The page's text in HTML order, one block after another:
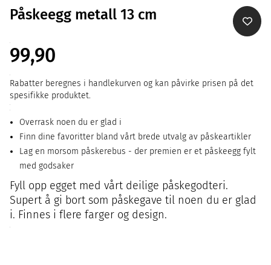
Påskeegg metall 13 cm
99,90
Rabatter beregnes i handlekurven og kan påvirke prisen på det
spesifikke produktet.
Overrask noen du er glad i
Finn dine favoritter bland vårt brede utvalg av påskeartikler
Lag en morsom påskerebus - der premien er et påskeegg fylt
med godsaker
Fyll opp egget med vårt deilige påskegodteri.
Supert å gi bort som påskegave til noen du er glad
i. Finnes i flere farger og design.